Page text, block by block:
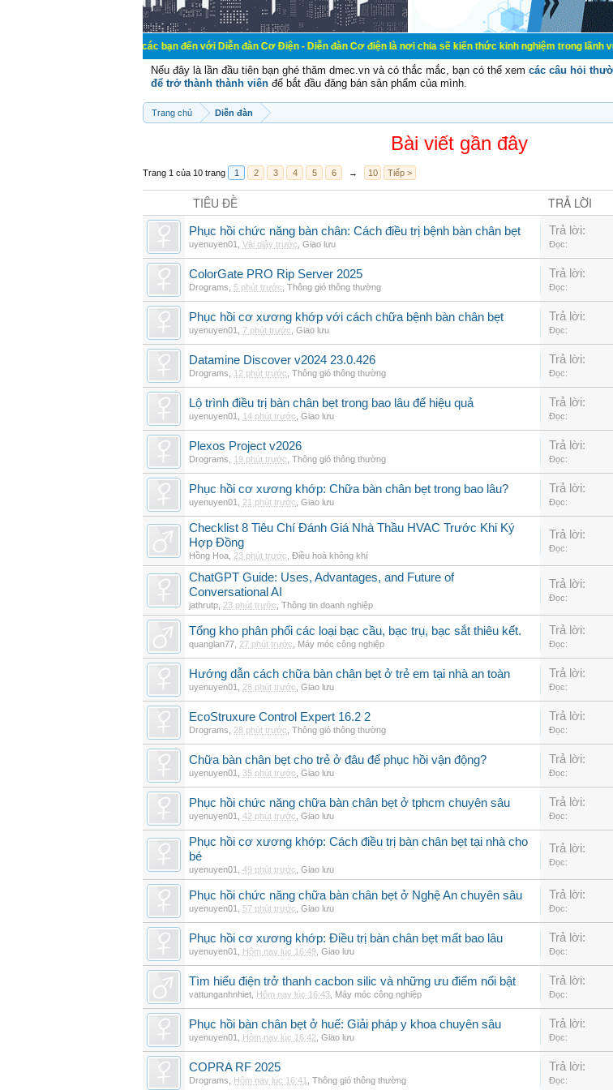
Chào mừng các bạn đến với Diễn đàn Cơ Điện - Diễn đàn Cơ điện là nơi chia sẽ kiến thức kinh nghiệm trong lãnh vực cơ
Nếu đây là lần đầu tiên bạn ghé thăm dmec.vn và có thắc mắc, bạn có thể xem các câu hỏi
để trở thành thành viên để bắt đầu đăng bán sản phẩm của mình.
Trang chủ Diễn đàn
Bài viết gần đây
Trang 1 của 10 trang 1 2 3 4 5 6 → 10 Tiếp >
TIÊU ĐỀ TRẢ LỜI
Phục hồi chức năng bàn chân: Cách điều trị bệnh bàn chân bẹt
uyenuyen01 Vài giây trước Giao lưu
Trả lời:
Đọc:
ColorGate PRO Rip Server 2025
Drograms 5 phút trước Thông gió thông thường
Trả lời:
Đọc:
Phục hồi cơ xương khớp với cách chữa bệnh bàn chân bẹt
uyenuyen01 7 phút trước Giao lưu
Trả lời:
Đọc:
Datamine Discover v2024 23.0.426
Drograms 12 phút trước Thông gió thông thường
Trả lời:
Đọc:
Lộ trình điều trị bàn chân bẹt trong bao lâu để hiệu quả
uyenuyen01 14 phút trước Giao lưu
Trả lời:
Đọc:
Plexos Project v2026
Drograms 19 phút trước Thông gió thông thường
Trả lời:
Đọc:
Phục hồi cơ xương khớp: Chữa bàn chân bẹt trong bao lâu?
uyenuyen01 21 phút trước Giao lưu
Trả lời:
Đọc:
Checklist 8 Tiêu Chí Đánh Giá Nhà Thầu HVAC Trước Khi Ký
Hợp Đồng
Hồng Hoa 23 phút trước Điều hoà không khí
Trả lời:
Đọc:
ChatGPT Guide: Uses, Advantages, and Future of
Conversational AI
jathrutp 23 phút trước Thông tin doanh nghiệp
Trả lời:
Đọc:
Tổng kho phân phối các loại bạc cầu, bạc trụ, bạc sắt thiêu kết.
quanglan77 27 phút trước Máy móc công nghiệp
Trả lời:
Đọc:
Hướng dẫn cách chữa bàn chân bẹt ở trẻ em tại nhà an toàn
uyenuyen01 28 phút trước Giao lưu
Trả lời:
Đọc:
EcoStruxure Control Expert 16.2 2
Drograms 28 phút trước Thông gió thông thường
Trả lời:
Đọc:
Chữa bàn chân bẹt cho trẻ ở đâu để phục hồi vận động?
uyenuyen01 35 phút trước Giao lưu
Trả lời:
Đọc:
Phục hồi chức năng chữa bàn chân bẹt ở tphcm chuyên sâu
uyenuyen01 42 phút trước Giao lưu
Trả lời:
Đọc:
Phục hồi cơ xương khớp: Cách điều trị bàn chân bẹt tại nhà cho
bé
uyenuyen01 49 phút trước Giao lưu
Trả lời:
Đọc:
Phục hồi chức năng chữa bàn chân bẹt ở Nghệ An chuyên sâu
uyenuyen01 57 phút trước Giao lưu
Trả lời:
Đọc:
Phục hồi cơ xương khớp: Điều trị bàn chân bẹt mất bao lâu
uyenuyen01 Hôm nay lúc 16:49 Giao lưu
Trả lời:
Đọc:
Tìm hiểu điện trở thanh cacbon silic và những ưu điểm nổi bật
vattunganhnhiet Hôm nay lúc 16:43 Máy móc công nghiệp
Trả lời:
Đọc:
Phục hồi bàn chân bẹt ở huế: Giải pháp y khoa chuyên sâu
uyenuyen01 Hôm nay lúc 16:42 Giao lưu
Trả lời:
Đọc:
COPRA RF 2025
Drograms Hôm nay lúc 16:41 Thông gió thông thường
Trả lời:
Đọc: